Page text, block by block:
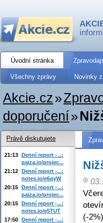
Úvodní stránka
Všechny zprávy Novinky
Akcie.cz»
doporučení»
(-
Právě diskutujete
21:13 Denní report -...:
paiza.io/projec...
21:12 Denní report -...:
notes.io/e6qyW
20:15 Denní report -...:
paiza.io/projec...
20:15 Denní report -...:
notes.io/e5TUT
17:50 Denní report -...: